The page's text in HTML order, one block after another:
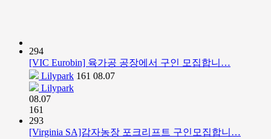
294
[VIC Eurobin] 육가공 공장에서 구인 모집합니…
Lilypark 161 08.07
Lilypark
08.07
161
293
[Virginia SA]감자농장 포크리프트 구인모집합니…